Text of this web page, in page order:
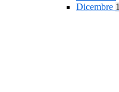
Dicembre 1